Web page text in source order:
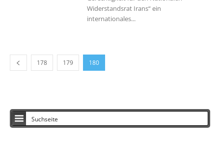
Widerstandsrat Irans“ ein
internationales...
178 179 180